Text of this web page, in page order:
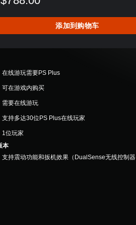
添加到购物车
在线游玩需要PS Plus
可在游戏内购买
需要在线游玩
支持多达30位PS Plus在线玩家
1位玩家
本
支持震动功能和扳机效果（DualSense无线控制